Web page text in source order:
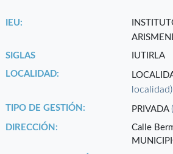
IEU:
SIGLAS
IUTIRLA
LOCALIDAD:
localidad)
TIPO DE GESTIÓN: PRIVADA
DIRECCIÓN:
Calle